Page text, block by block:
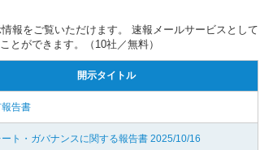
報をご覧いただけます。 速報メールサービスとして
とができます。（10社／無料）
開示タイトル
告書
ト・ガバナンスに関する報告書 2025/10/16